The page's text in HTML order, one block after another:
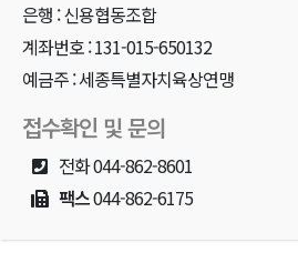
은행 : 신용협동조합
계좌번호 : 131-015-650132
예금주 : 세종특별자치육상연맹
접수확인 및 문의
전화044-862-8601
팩스044-862-6175